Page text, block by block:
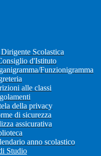
Scolastica
d'Istituto
Funzionigramma
alle classi
della privacy
di sicurezza
assicurativa
anno scolastico
Studio